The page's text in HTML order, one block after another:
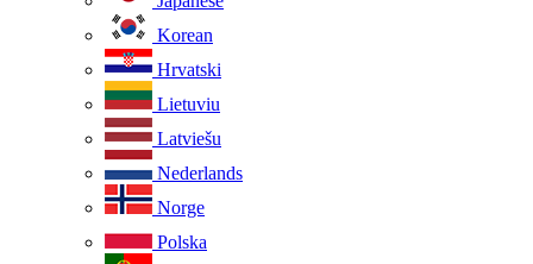
Korean
Hrvatski
Lietuviu
Latviešu
Nederlands
Norge
Polska